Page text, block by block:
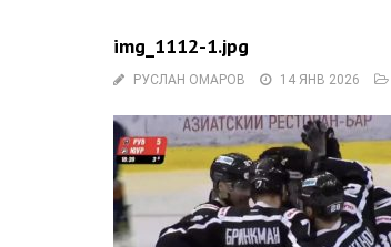
img_1112-1.jpg
РУСЛАН ОМАРОВ 14 ЯНВ 2026